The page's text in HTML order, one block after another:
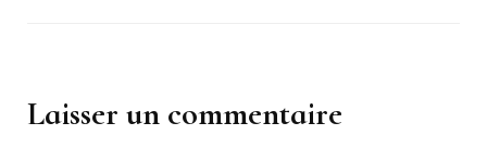
Laisser un commentaire